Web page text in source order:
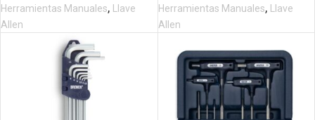
Herramientas Manuales,
Llave
Allen
Herramientas Manuales,
Llave
Allen